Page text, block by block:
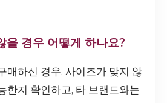
을 경우 어떻게 하나요?
매하신 경우, 사이즈가 맞지 않
한지 확인하고, 타 브랜드와는